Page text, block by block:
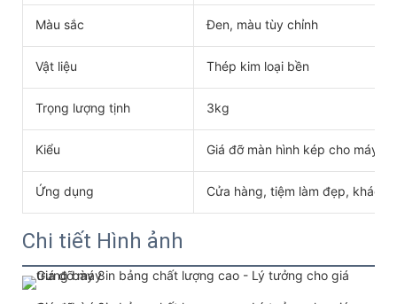
Màu sắc Đen, màu tùy chỉnh
Vật liệu Thép kim loại bền
Trọng lượng tịnh 3kg
Kiểu Giá đỡ màn hình kép cho máy
Ứng dụng Cửa hàng, tiệm làm đẹp, khách
Chi tiết Hình ảnh